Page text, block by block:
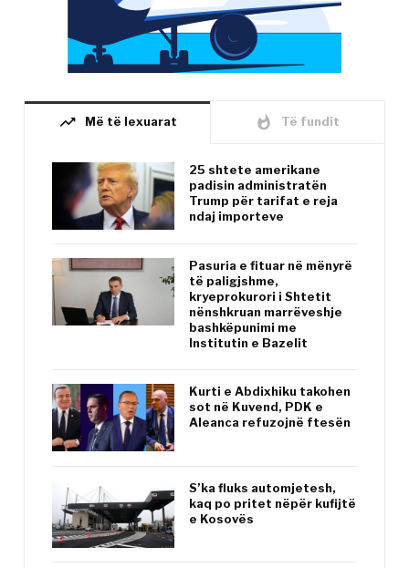
trending_up Më të lexuarat whatshot Të fundit
25 shtete amerikane
padisin administratën
Trump për tarifat e reja
ndaj importeve
Pasuria e fituar në mënyrë
të paligjshme,
kryeprokurori i Shtetit
nënshkruan marrëveshje
bashkëpunimi me
Institutin e Bazelit
Kurti e Abdixhiku takohen
sot në Kuvend, PDK e
Aleanca refuzojnë ftesën
S’ka fluks automjetesh,
kaq po pritet nëpër kufijtë
e Kosovës